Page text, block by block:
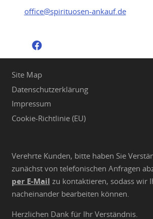
office@spirituosen-ankauf.de
Site Map
Datenschutzerklärung
Impressum
Cookie-Richtlinie (EU)
Verehrte Kunden, bitte haben Sie
zunächst von telefonischen Anfragen
per E-Mail zu kontaktieren, sodass wir
nacheinander bearbeiten können.
Herzlichen Dank für Ihr Verständnis.